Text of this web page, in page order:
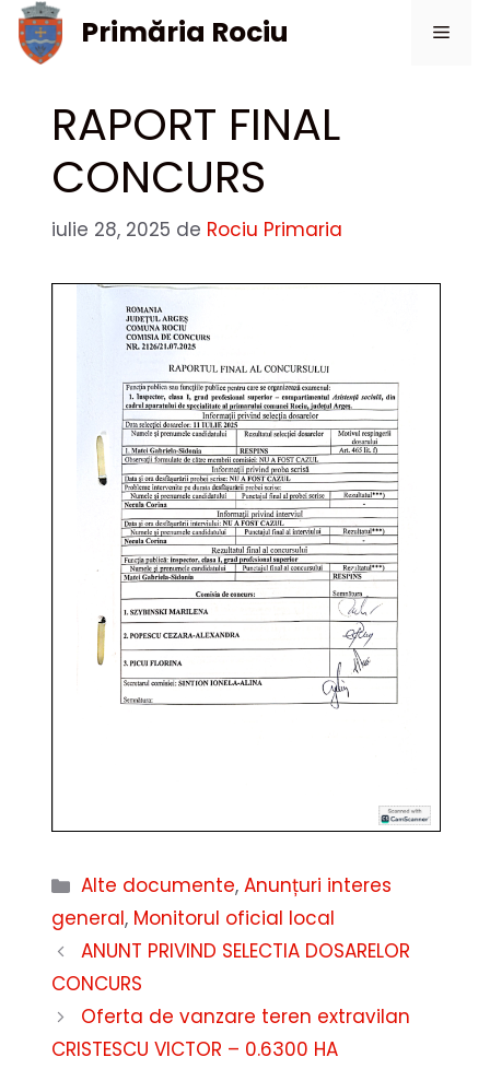
Sari
conținut
Primăria Rociu
RAPORT FINAL
CONCURS
iulie 28, 2025 de Rociu Primaria
Categorii
Alte documente,Anunțuri interes
general, Monitorul oficial local
ANUNT PRIVIND SELECTIA DOSARELOR
CONCURS
Oferta de vanzare teren extravilan
CRISTESCU VICTOR – 0.6300 HA